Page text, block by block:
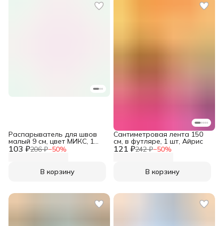
103 ₽206 ₽−50%
Распарыватель для швов
малый 9 см, цвет МИКС, 1
шт, Айрис
В корзину
121 ₽242 ₽−50%
Сантиметровая лента 150
см, в футляре, 1 шт, Айрис
В корзину